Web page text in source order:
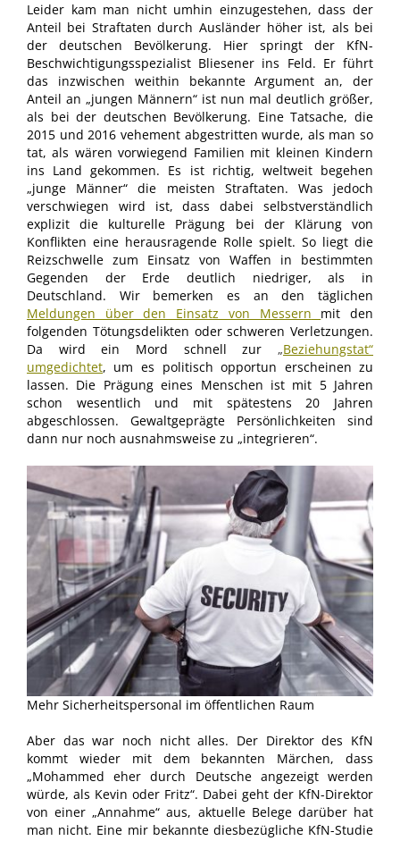
Leider kam man nicht umhin einzugestehen, dass der
Anteil bei Straftaten durch Ausländer höher ist, als bei
der deutschen Bevölkerung. Hier springt der KfN-
Beschwichtigungsspezialist Bliesener ins Feld. Er führt
das inzwischen weithin bekannte Argument an, der
Anteil an „jungen Männern“ ist nun mal deutlich größer,
als bei der deutschen Bevölkerung. Eine Tatsache, die
2015 und 2016 vehement abgestritten wurde, als man so
tat, als wären vorwiegend Familien mit kleinen Kindern
ins Land gekommen. Es ist richtig, weltweit begehen
„junge Männer“ die meisten Straftaten. Was jedoch
verschwiegen wird ist, dass dabei selbstverständlich
explizit die kulturelle Prägung bei der Klärung von
Konflikten eine herausragende Rolle spielt. So liegt die
Reizschwelle zum Einsatz von Waffen in bestimmten
Gegenden der Erde deutlich niedriger, als in
Deutschland. Wir bemerken es an den täglichen
Meldungen über den Einsatz von Messern
mit den
folgenden Tötungsdelikten oder schweren Verletzungen.
Da wird ein Mord schnell zur„Beziehungstat“
umgedichtet, um es politisch opportun erscheinen zu
lassen. Die Prägung eines Menschen ist mit 5 Jahren
schon wesentlich und mit spätestens 20 Jahren
abgeschlossen. Gewaltgeprägte Persönlichkeiten sind
dann nur noch ausnahmsweise zu „integrieren“.
Mehr Sicherheitspersonal im öffentlichen Raum
Aber das war noch nicht alles. Der Direktor des KfN
kommt wieder mit dem bekannten Märchen, dass
„Mohammed eher durch Deutsche angezeigt werden
würde, als Kevin oder Fritz“. Dabei geht der KfN-Direktor
von einer „Annahme“ aus, aktuelle Belege darüber hat
man nicht. Eine mir bekannte diesbezügliche KfN-Studie